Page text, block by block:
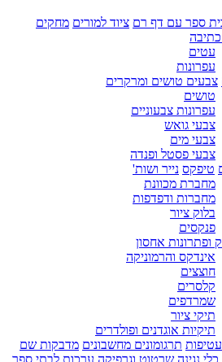
ספר עם דף רם ציוד למורים מחקים
עטים
עפרונות
צבעים טושים ומרקרים
טושים
עפרונות צבעוניים
צבעי גואש
צבעי מים
צבעי פסטל ופנדה
טיפקס נייר ושות'
מחברת מכוונת
מחברות ודפדפות
בלוק ציור
פנקסים
ופתרונות אחסון
אינדקס והרמוניקה
חוצצים
קלסרים
שמרדפים
תיקי ציור
תיקיות אוגדנים ופולדרים
עטיפות תרגומונים מחשבונים מדבקות שם
כלי נגינה שרטוט וגרפיקה ערכות לבתי ספר